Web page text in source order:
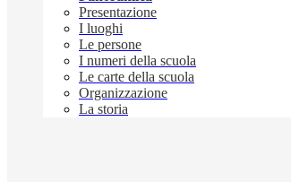
Presentazione
I luoghi
Le persone
I numeri della scuola
Le carte della scuola
Organizzazione
La storia